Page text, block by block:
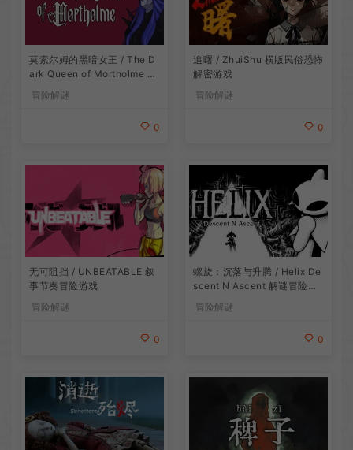
莫索尔姆的黑暗女王 / The D
ark Queen of Mortholme 多
冒险解谜
0
追曙 / ZhuiShu 横版民俗恐怖
解密游戏
冒险解谜
0
无可阻挡 / UNBEATABLE 叙
事节奏冒险游戏
冒险解谜
0
螺旋：沉落与升腾 / Helix De
scent N Ascent 解谜冒险游
冒险解谜
0